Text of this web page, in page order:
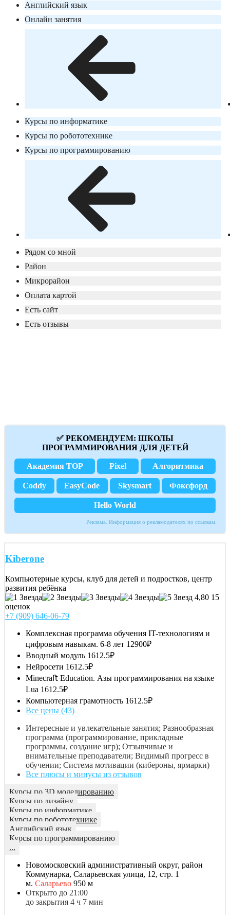
Английский язык
Онлайн занятия
Курсы по информатике
Курсы по робототехнике
Курсы по программированию
Рядом со мной
Район
Микрорайон
Оплата картой
Есть сайт
Есть отзывы
✅ РЕКОМЕНДУЕМ: ШКОЛЫ
ПРОГРАММИРОВАНИЯ ДЛЯ ДЕТЕЙ
Академия TOP Pixel Алгоритмика
Coddy EasyCode Skysmart Фоксфорд
Hello World
Реклама. Информация о рекламодателях по ссылкам.
Kiberone
Компьютерные курсы, клуб для детей и подростков, центр
развития ребёнка
4,80 15
оценок
+7 (909) 646-06-79
Комплексная программа обучения IT-технологиям и
цифровым навыкам. 6-8 лет 12900₽
Вводный модуль 1612.5₽
Нейросети 1612.5₽
Minecraﬅ Education. Азы программирования на языке
Lua 1612.5₽
Компьютерная грамотность 1612.5₽
Все цены (43)
Интересные и увлекательные занятия; Разнообразная
программа (программирование, прикладные
программы, создание игр); Отзывчивые и
внимательные преподаватели; Видимый прогресс в
обучении; Система мотивации (кибероны, ярмарки)
Все плюсы и минусы из отзывов
Курсы по 3D моделированию
Курсы по дизайну
Курсы по информатике
Курсы по робототехнике
Английский язык
Курсы по программированию
...
Новомосковский административный округ, район
Коммунарка, Саларьевская улица, 12, стр. 1
м. Саларьево 950 м
Открыто до 21:00
до закрытия 4 ч 7 мин